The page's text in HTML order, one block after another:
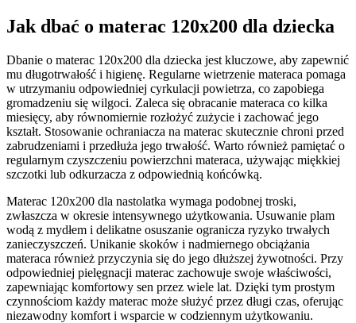
Jak dbać o materac 120x200 dla dziecka
Dbanie o materac 120x200 dla dziecka jest kluczowe, aby zapewnić
mu długotrwałość i higienę. Regularne wietrzenie materaca pomaga
w utrzymaniu odpowiedniej cyrkulacji powietrza, co zapobiega
gromadzeniu się wilgoci. Zaleca się obracanie materaca co kilka
miesięcy, aby równomiernie rozłożyć zużycie i zachować jego
kształt. Stosowanie ochraniacza na materac skutecznie chroni przed
zabrudzeniami i przedłuża jego trwałość. Warto również pamiętać o
regularnym czyszczeniu powierzchni materaca, używając miękkiej
szczotki lub odkurzacza z odpowiednią końcówką.
Materac 120x200 dla nastolatka wymaga podobnej troski,
zwłaszcza w okresie intensywnego użytkowania. Usuwanie plam
wodą z mydłem i delikatne osuszanie ogranicza ryzyko trwałych
zanieczyszczeń. Unikanie skoków i nadmiernego obciążania
materaca również przyczynia się do jego dłuższej żywotności. Przy
odpowiedniej pielęgnacji materac zachowuje swoje właściwości,
zapewniając komfortowy sen przez wiele lat. Dzięki tym prostym
czynnościom każdy materac może służyć przez długi czas, oferując
niezawodny komfort i wsparcie w codziennym użytkowaniu.